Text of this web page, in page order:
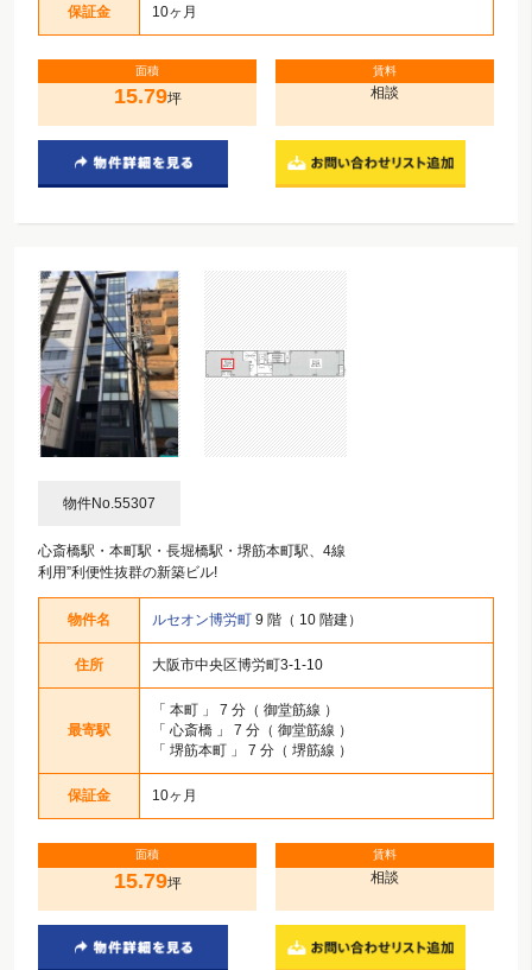
保証金 10ヶ月
面積
15.79坪
賃料
相談
物件No.55307
心斎橋駅・本町駅・長堀橋駅・堺筋本町駅、4線
利用”利便性抜群の新築ビル!
物件名 ルセオン博労町 9 階（ 10 階建）
住所 大阪市中央区博労町3-1-10
最寄駅
「 本町 」 7 分（ 御堂筋線 ）
「 心斎橋 」 7 分（ 御堂筋線 ）
「 堺筋本町 」 7 分（ 堺筋線 ）
保証金 10ヶ月
面積
15.79坪
賃料
相談